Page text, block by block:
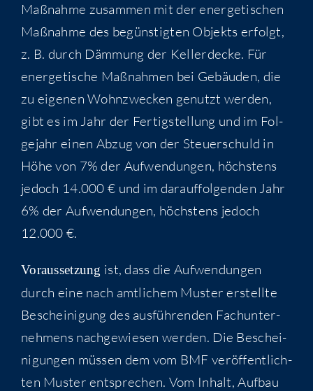
Maß­nah­me zusam­men mit der ener­ge­ti­schen
Maß­nah­me des begüns­tig­ten Objekts erfolgt,
z. B. durch Däm­mung der Kel­ler­de­cke. Für
ener­ge­ti­sche Maß­nah­men bei Gebäu­den, die
zu eige­nen Wohn­zwe­cken genutzt wer­den,
gibt es im Jahr der Fer­tig­stel­lung und im Fol­
ge­jahr einen Abzug von der Steu­er­schuld in
Höhe von 7% der Auf­wen­dun­gen, höchs­tens
jedoch 14.000 € und im dar­auf­fol­gen­den Jahr
6% der Auf­wen­dun­gen, höchs­tens jedoch
12.000 €.
Vor­aus­set­zung ist, dass die Auf­wen­dun­gen
durch eine nach amt­li­chem Mus­ter erstell­te
Beschei­ni­gung des aus­füh­ren­den Fach­un­ter­
neh­mens nach­ge­wie­sen wer­den. Die Beschei­
ni­gun­gen müs­sen dem vom BMF ver­öf­fent­lich­
ten Mus­ter ent­spre­chen. Vom Inhalt, Auf­bau